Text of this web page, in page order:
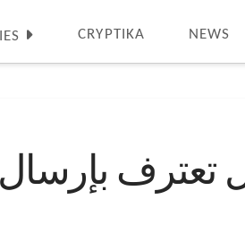
CRYPTIKA NEWS
تعترف